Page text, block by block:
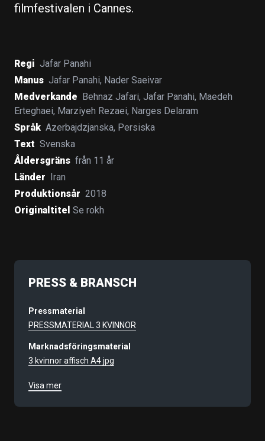
filmfestivalen i Cannes.
Regi Jafar Panahi
Manus Jafar Panahi, Nader Saeivar
Medverkande Behnaz Jafari, Jafar Panahi, Maedeh
Erteghaei, Marziyeh Rezaei, Narges Delaram
Språk Azerbajdzjanska, Persiska
Text Svenska
Åldersgräns från 11 år
Länder Iran
Produktionsår 2018
Originaltitel Se rokh
PRESS & BRANSCH
Pressmaterial
PRESSMATERIAL 3 KVINNOR
Marknadsföringsmaterial
3 kvinnor affisch A4 jpg
Annonser
Visa mer